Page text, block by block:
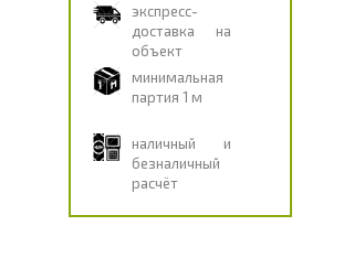
экспресс-
доставка на
объект
минимальная
партия 1 м
наличный и
безналичный
расчёт